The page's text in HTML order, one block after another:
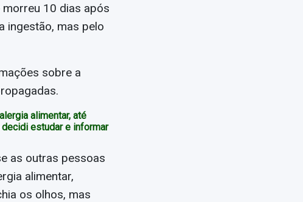
10 dias após
ingestão, mas pelo
sobre a
alimentar, até
estudar e informar
as outras pessoas
alimentar,
os olhos, mas